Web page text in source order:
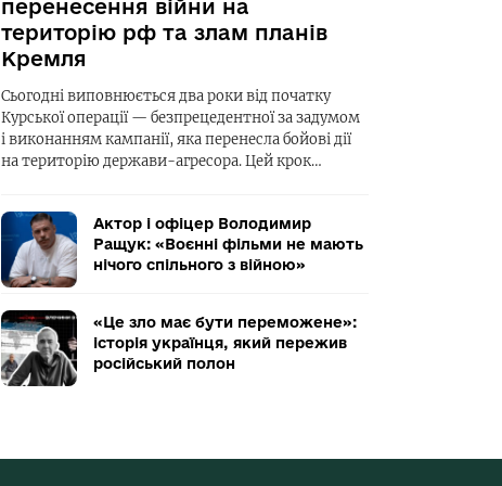
перенесення війни на
територію рф та злам планів
Кремля
Сьогодні виповнюється два роки від початку
Курської операції — безпрецедентної за задумом
і виконанням кампанії, яка перенесла бойові дії
на територію держави-агресора. Цей крок…
Актор і офіцер Володимир
Ращук: «Воєнні фільми не мають
нічого спільного з війною»
«Це зло має бути переможене»:
історія українця, який пережив
російський полон